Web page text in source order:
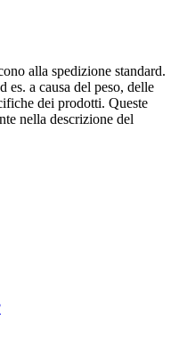
alla spedizione standard.
es. a causa del peso, delle
dei prodotti. Queste
nella descrizione del